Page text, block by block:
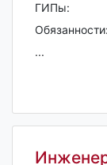
ГИПы:
...